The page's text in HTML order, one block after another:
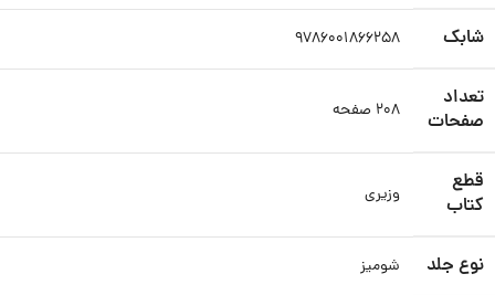
شابک ۹۷۸۶۰۰۱۸۶۶۲۵۸
تعداد
صفحات
۲۰۸ صفحه
قطع
کتاب
وزیری
نوع جلد شومیز